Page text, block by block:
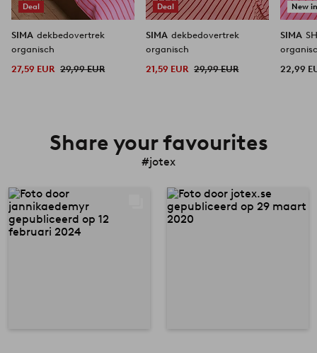
Deal
SIMA dekbedovertrek
organisch
27,59 EUR 29,99 EUR
Deal
SIMA dekbedovertrek
organisch
21,59 EUR 29,99 EUR
New
SIMA
22,99
Share your favourites
#jotex